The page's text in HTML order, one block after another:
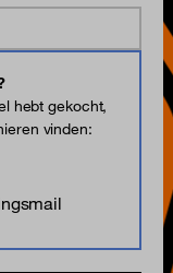
hebt gekocht,
vinden: